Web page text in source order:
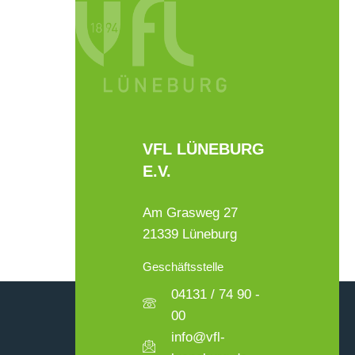
VFL LÜNEBURG
E.V.
Am Grasweg 27
21339 Lüneburg
Geschäftsstelle
04131 / 74 90 -
00
info@vfl-